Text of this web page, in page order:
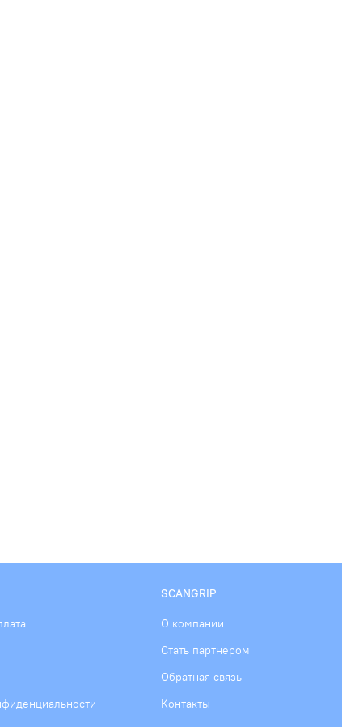
SCANGRIP
О компании
Стать партнером
Обратная связь
Контакты